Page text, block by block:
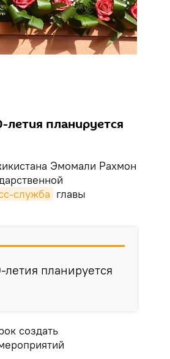
летия планируется
Эмомали Рахмон
служба главы
планируется
создать